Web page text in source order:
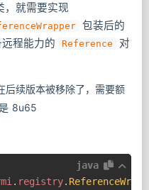
，就需要实现
​ 包装后的
程能力的
Reference
对
后续版本被移除了，需要额
8u65
java
. registry.